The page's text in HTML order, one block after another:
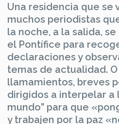
Una residencia que se
muchos periodistas
la noche, a la salida,
el Pontífice para
declaraciones y
temas de actualidad.
llamamientos, breves
dirigidos a interpelar a
mundo” para que
y trabajen por la paz